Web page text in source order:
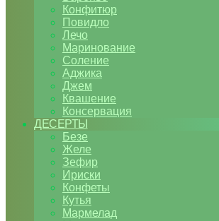
Конфитюр
Повидло
Лечо
Маринование
Соление
Аджика
Джем
Квашение
Консервация
ДЕСЕРТЫ
Безе
Желе
Зефир
Ириски
Конфеты
Кутья
Мармелад